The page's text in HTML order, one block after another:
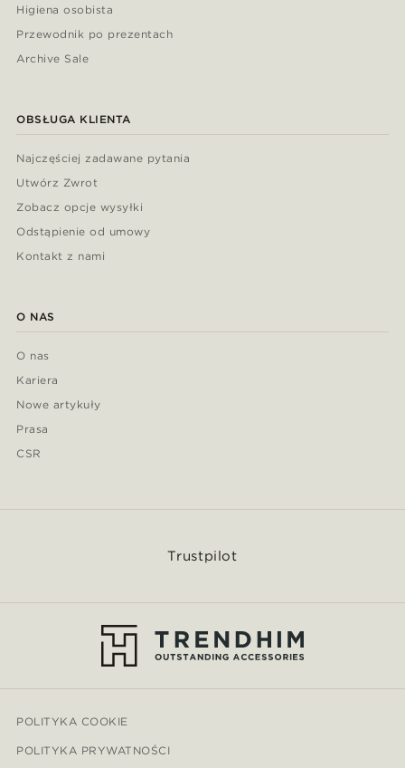
Higiena osobista
Przewodnik po prezentach
Archive Sale
OBSŁUGA KLIENTA
Najczęściej zadawane pytania
Utwórz Zwrot
Zobacz opcje wysyłki
Odstąpienie od umowy
Kontakt z nami
O NAS
O nas
Kariera
Nowe artykuły
Prasa
CSR
Trustpilot
POLITYKA COOKIE
POLITYKA PRYWATNOŚCI